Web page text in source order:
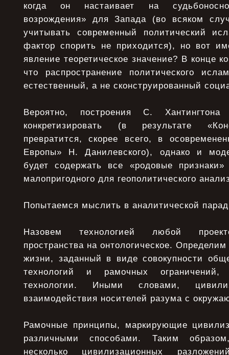
когда он настаивает на
возрождения» для Запада (во всяком
учитывать современный политический
фактор спорить не приходится), но вот
явление теоретическое значение? В конце
что распространение политического
естественный, а не сконструированный
Вероятно, построения С.
конкретизировать (в результате
превратится, скорее всего, в
Европы» Н. Данилевского), однако и
будет содержать все «родовые признаки»
малопригодного для геополитического
Попытаемся мыслить в аналитической
Назовем технологией любой
пространства на онтологическое.
жизни, заданный в виде совокупности
технологий и рамочных
технологии. Иными словами,
взаимодействия носителей разума с
Рамочные принципы, маркирующие
различными способами. Таким
несколько цивилизационных